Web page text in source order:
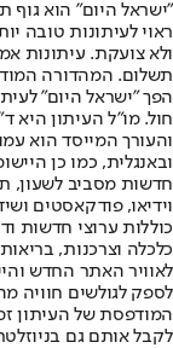
"ישראל היום" הוא גוף
ראוי לעיתונות טובה
ולא צועקת. עיתונות
הפך "ישראל היום"
חול. מו"ל העיתון היא
והעורך המייסד הוא
חדשות מסביב לשעון,
וידיאו, פודקאסטים
כוללות ערוצי חדשות
לאוויר האתר החדש
לספק לגולשים חוויה
המודפסת של העיתון
לקבל אותם גם